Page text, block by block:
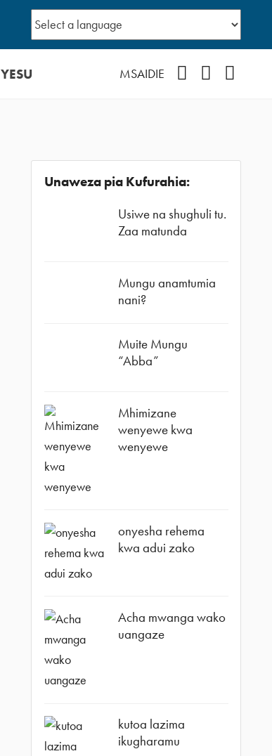
YESU MSAIDIE
Unaweza pia Kufurahia:
Usiwe na shughuli tu.
Zaa matunda
Mungu anamtumia
nani?
Muite Mungu
“Abba”
Mhimizane
wenyewe kwa
wenyewe
onyesha rehema
kwa adui zako
Acha mwanga wako
uangaze
kutoa lazima
ikugharamu